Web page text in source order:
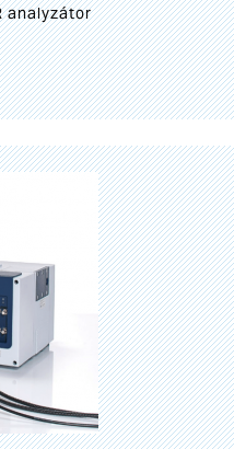
analyzátor